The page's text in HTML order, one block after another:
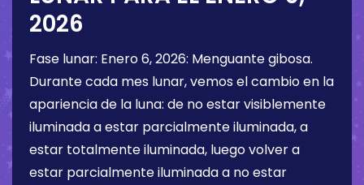
2026
Fase lunar: Enero 6, 2026: Menguante gibosa.
Durante cada mes lunar, vemos el cambio en la
apariencia de la luna: de no estar visiblemente
iluminada a estar parcialmente iluminada, a
estar totalmente iluminada, luego volver a
estar parcialmente iluminada a no estar